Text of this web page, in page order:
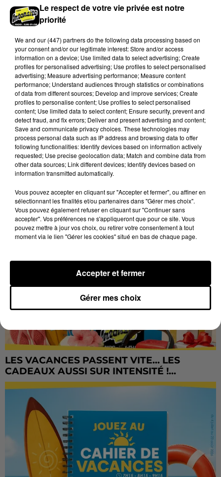
Stars'Terre 2026 : Philippe Palmieri dévoile
les ambitions d'un...
À quelques semaines de la première édition de
Stars'Terre, organisée du 18 au 20 septembre 2026 au
Château de Courtalain, Philippe Palmieri, président...
LES JEUX
LES VACANCES PASSENT VITE... LES
CADEAUX AUSSI SUR INTENSITÉ !...
Le respect de votre vie privée est notre
priorité
We and our (447) partnersdo the following data processing based on
your consent and/or our legitimate interest: Store and/or access
information on a device; Use limited data to select advertising; Create
profiles for personalised advertising; Use profiles to select personalised
advertising; Measure advertising performance; Measure content
performance; Understand audiences through statistics or combinations
of data from different sources; Develop and improve services; Create
profiles to personalise content; Use profiles to select personalised
content; Use limited data to select content; Ensure security, prevent and
detect fraud, and fix errors; Deliver and present advertising and content;
Save and communicate privacy choices. These technologies may
process personal data such as IP address and browsing data to offer
following functionalities: Identify devices based on information actively
requested; Use precise geolocation data; Match and combine data from
other data sources; Link different devices; Identify devices based on
information transmitted automatically.
Vous pouvez accepter en cliquant sur "Accepter et fermer", ou affiner en
sélectionnant les finalités et/ou partenaires dans "Gérer mes choix".
Vous pouvez également refuser en cliquant sur "Continuer sans
accepter". Vos préférences ne s'appliqueront que pour ce site. Vous
pouvez mettre à jour vos choix, ou retirer votre consentement à tout
moment via le lien "Gérer les cookies" situé en bas de chaque page.
Gérer mes choix
Accepter et fermer